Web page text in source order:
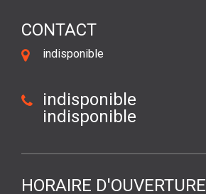
CONTACT
indisponible
indisponible
indisponible
HORAIRE D'OUVERTURE